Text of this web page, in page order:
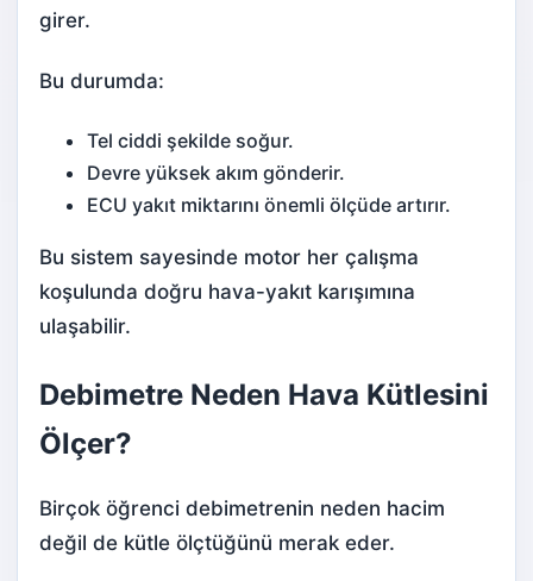
girer.
Bu durumda:
Tel ciddi şekilde soğur.
Devre yüksek akım gönderir.
ECU yakıt miktarını önemli ölçüde artırır.
Bu sistem sayesinde motor her çalışma
koşulunda doğru hava-yakıt karışımına
ulaşabilir.
Debimetre Neden Hava Kütlesini
Ölçer?
Birçok öğrenci debimetrenin neden hacim
değil de kütle ölçtüğünü merak eder.